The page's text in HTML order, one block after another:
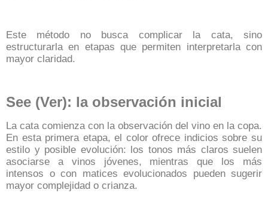
Este método no busca complicar la cata, sino
estructurarla en etapas que permiten interpretarla con
mayor claridad.
See (Ver): la observación inicial
La cata comienza con la observación del vino en la copa.
En esta primera etapa, el color ofrece indicios sobre su
estilo y posible evolución: los tonos más claros suelen
asociarse a vinos jóvenes, mientras que los más
intensos o con matices evolucionados pueden sugerir
mayor complejidad o crianza.